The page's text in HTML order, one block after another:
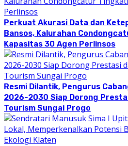
Perkuat Akurasi Data dan
Bansos, Kalurahan
Kapasitas 30 Agen Perlinsos
Resmi Dilantik, Pengurus
2026-2030 Siap Dorong
Tourism Sungai Progo